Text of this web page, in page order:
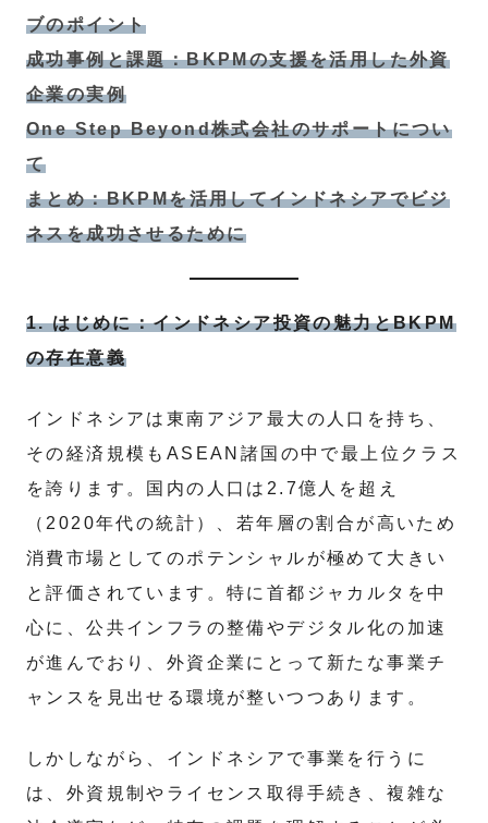
ブのポイント
成功事例と課題：BKPMの支援を活用した外資
企業の実例
One Step Beyond株式会社のサポートについ
て
まとめ：BKPMを活用してインドネシアでビジ
ネスを成功させるために
1. はじめに：インドネシア投資の魅力とBKPM
の存在意義
インドネシアは東南アジア最大の人口を持ち、
その経済規模もASEAN諸国の中で最上位クラス
を誇ります。国内の人口は2.7億人を超え
（2020年代の統計）、若年層の割合が高いため
消費市場としてのポテンシャルが極めて大きい
と評価されています。特に首都ジャカルタを中
心に、公共インフラの整備やデジタル化の加速
が進んでおり、外資企業にとって新たな事業チ
ャンスを見出せる環境が整いつつあります。
しかしながら、インドネシアで事業を行うに
は、外資規制やライセンス取得手続き、複雑な